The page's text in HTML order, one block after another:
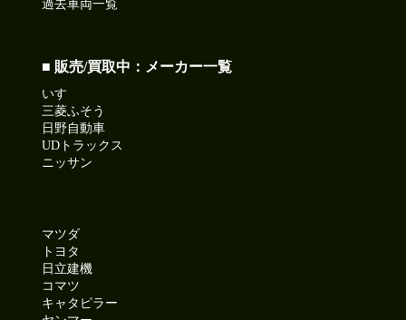
過去車両一覧
■ 販売/買取中：メーカー一覧
いすゞ
三菱ふそう
日野自動車
UDトラックス
ニッサン
マツダ
トヨタ
日立建機
コマツ
キャタピラー